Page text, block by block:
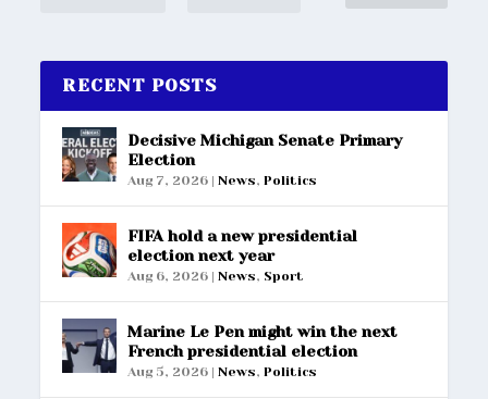
RECENT POSTS
Decisive Michigan Senate Primary
Election
Aug 7, 2026 |News,Politics
FIFA hold a new presidential
election next year
Aug 6, 2026 |News, Sport
Marine Le Pen might win the next
French presidential election
Aug 5, 2026 |News,Politics